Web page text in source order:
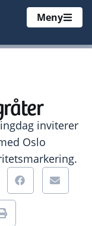
Meny
inviterer
Oslo